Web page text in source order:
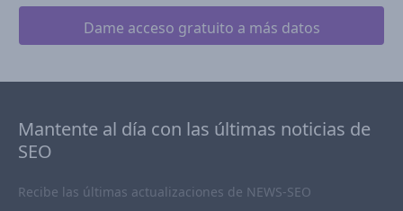
Dame acceso gratuito a más datos
Mantente al día con las últimas noticias de
SEO
Recibe las últimas actualizaciones de NEWS-SEO